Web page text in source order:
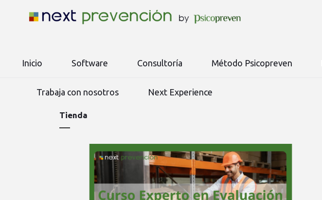
Inicio Software Consultoría Método Psicopreven
Trabaja con nosotros Next Experience
Tienda